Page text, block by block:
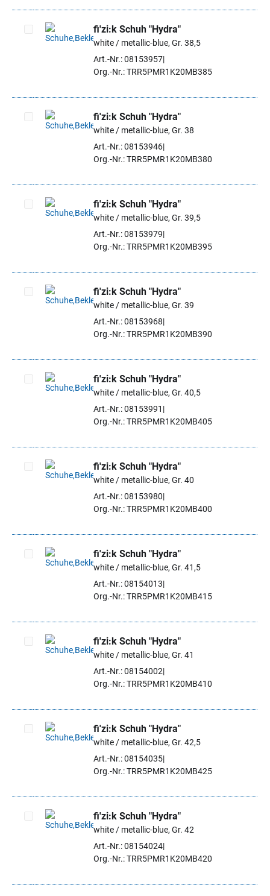
Artikel auswählen
fi'zi:k Schuh "Hydra"
white / metallic-blue, Gr. 38,5
Art.-Nr.: 08153957
Org.-Nr.: TRR5PMR1K20MB385
Artikel auswählen
fi'zi:k Schuh "Hydra"
white / metallic-blue, Gr. 38
Art.-Nr.: 08153946
Org.-Nr.: TRR5PMR1K20MB380
Artikel auswählen
fi'zi:k Schuh "Hydra"
white / metallic-blue, Gr. 39,5
Art.-Nr.: 08153979
Org.-Nr.: TRR5PMR1K20MB395
Artikel auswählen
fi'zi:k Schuh "Hydra"
white / metallic-blue, Gr. 39
Art.-Nr.: 08153968
Org.-Nr.: TRR5PMR1K20MB390
Artikel auswählen
fi'zi:k Schuh "Hydra"
white / metallic-blue, Gr. 40,5
Art.-Nr.: 08153991
Org.-Nr.: TRR5PMR1K20MB405
Artikel auswählen
fi'zi:k Schuh "Hydra"
white / metallic-blue, Gr. 40
Art.-Nr.: 08153980
Org.-Nr.: TRR5PMR1K20MB400
Artikel auswählen
fi'zi:k Schuh "Hydra"
white / metallic-blue, Gr. 41,5
Art.-Nr.: 08154013
Org.-Nr.: TRR5PMR1K20MB415
Artikel auswählen
fi'zi:k Schuh "Hydra"
white / metallic-blue, Gr. 41
Art.-Nr.: 08154002
Org.-Nr.: TRR5PMR1K20MB410
Artikel auswählen
fi'zi:k Schuh "Hydra"
white / metallic-blue, Gr. 42,5
Art.-Nr.: 08154035
Org.-Nr.: TRR5PMR1K20MB425
Artikel auswählen
fi'zi:k Schuh "Hydra"
white / metallic-blue, Gr. 42
Art.-Nr.: 08154024
Org.-Nr.: TRR5PMR1K20MB420